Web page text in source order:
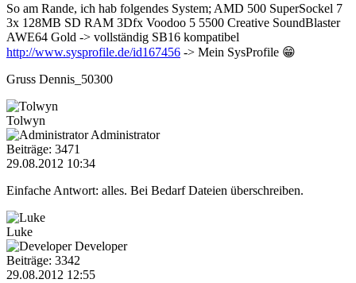
So am Rande, ich hab folgendes System; AMD 500 SuperSockel 7
3x 128MB SD RAM 3Dfx Voodoo 5 5500 Creative SoundBlaster
AWE64 Gold -> vollständig SB16 kompatibel
http://www.sysprofile.de/id167456 -> Mein SysProfile 😁
Gruss Dennis_50300
Tolwyn
Administrator
Beiträge: 3471
29.08.2012 10:34
Einfache Antwort: alles. Bei Bedarf Dateien überschreiben.
Luke
Developer
Beiträge: 3342
29.08.2012 12:55